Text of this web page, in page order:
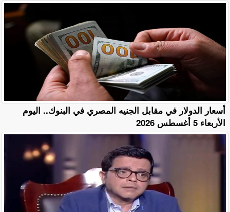
أسعار الدولار في مقابل الجنيه المصري في البنوك.. اليوم
الأربعاء 5 أغسطس 2026